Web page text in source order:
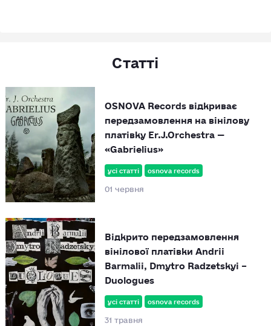
Статті
усі статті osnova records
01 червня
OSNOVA Records відкриває
передзамовлення на вінілову
платівку Er.J.Orchestra —
«Gabrielius»
усі статті osnova records
31 травня
Відкрито передзамовлення
вінілової платівки Andrii
Barmalii, Dmytro Radzetskyi –
Duologues